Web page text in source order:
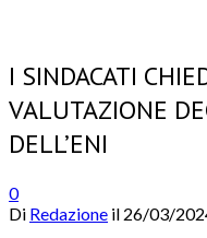
I SINDACATI
VALUTAZIONE
DELL’ENI
0
Di Redazione il 26/03/